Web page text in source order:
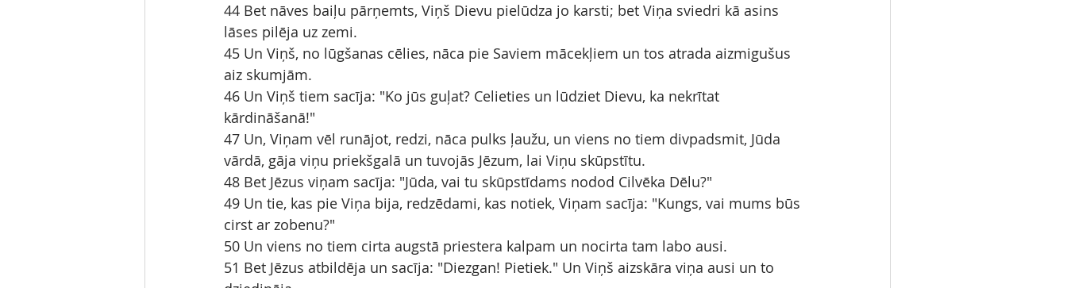
44 Bet nāves baiļu pārņemts, Viņš Dievu pielūdza jo karsti; bet Viņa sviedri kā asins
lāses pilēja uz zemi.
45 Un Viņš, no lūgšanas cēlies, nāca pie Saviem mācekļiem un tos atrada aizmigušus
aiz skumjām.
46 Un Viņš tiem sacīja: "Ko jūs guļat? Celieties un lūdziet Dievu, ka nekrītat
kārdināšanā!"
47 Un, Viņam vēl runājot, redzi, nāca pulks ļaužu, un viens no tiem divpadsmit, Jūda
vārdā, gāja viņu priekšgalā un tuvojās Jēzum, lai Viņu skūpstītu.
48 Bet Jēzus viņam sacīja: "Jūda, vai tu skūpstīdams nodod Cilvēka Dēlu?"
49 Un tie, kas pie Viņa bija, redzēdami, kas notiek, Viņam sacīja: "Kungs, vai mums būs
cirst ar zobenu?"
50 Un viens no tiem cirta augstā priestera kalpam un nocirta tam labo ausi.
51 Bet Jēzus atbildēja un sacīja: "Diezgan! Pietiek." Un Viņš aizskāra viņa ausi un to